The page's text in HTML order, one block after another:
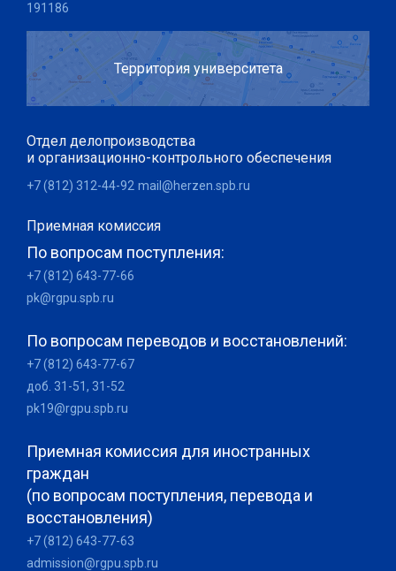
191186
Территория университета
Отдел делопроизводства
и организационно-контрольного обеспечения
+7 (812) 312-44-92 mail@herzen.spb.ru
Приемная комиссия
По вопросам поступления:
+7 (812) 643-77-66
pk@rgpu.spb.ru
По вопросам переводов и восстановлений:
+7 (812) 643-77-67
доб. 31-51, 31-52
pk19@rgpu.spb.ru
Приемная комиссия для иностранных
граждан
(по вопросам поступления, перевода и
восстановления)
+7 (812) 643-77-63
admission@rgpu.spb.ru